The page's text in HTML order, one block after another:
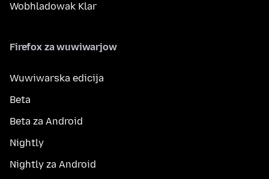
Wobhladowak Klar
Firefox za wuwiwarjow
Wuwiwarska edicija
Beta
Beta za Android
Nightly
Nightly za Android